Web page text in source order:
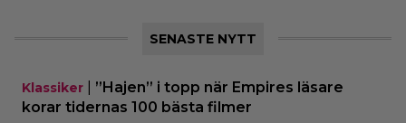
SENASTE NYTT
Klassiker
”Hajen” i topp när Empires läsare
korar tidernas 100 bästa filmer